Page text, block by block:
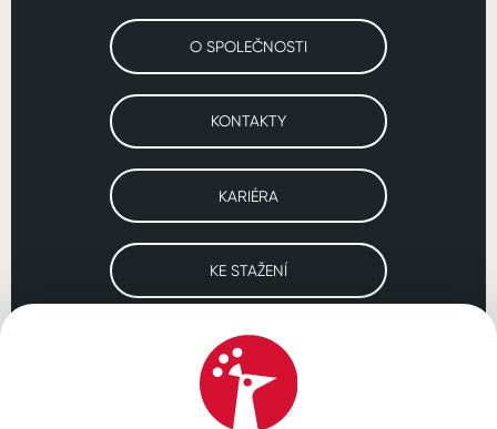
O SPOLEČNOSTI
KONTAKTY
KARIÉRA
KE STAŽENÍ
Navštivte naše pobočky
SLOVENSKO POLSKO